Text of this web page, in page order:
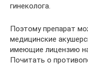
гинеколога.
Поэтому препарат
медицинские
имеющие лицензию
Почитать о